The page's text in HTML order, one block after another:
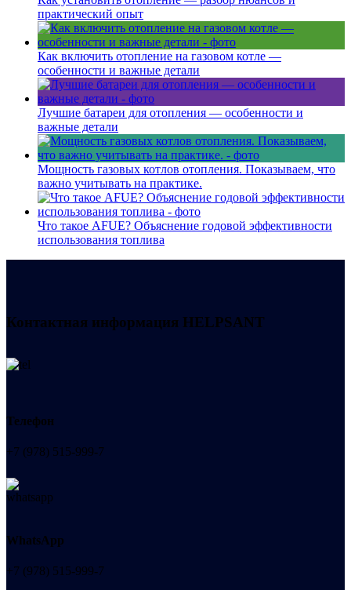
практический опыт
Как включить отопление на газовом котле —
особенности и важные детали
Лучшие батареи для отопления — особенности и
важные детали
Мощность газовых котлов отопления. Показываем, что
важно учитывать на практике.
Что такое AFUE? Объяснение годовой эффективности
использования топлива
Контактная информация HELPSANT
Телефон
+7 (978) 515-999-7
WhatsApp
+7 (978) 515-999-7